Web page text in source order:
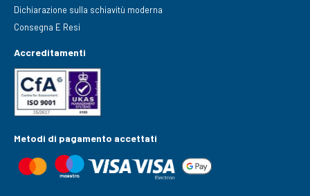
Dichiarazione sulla schiavitù moderna
Consegna E Resi
Accreditamenti
Metodi di pagamento accettati